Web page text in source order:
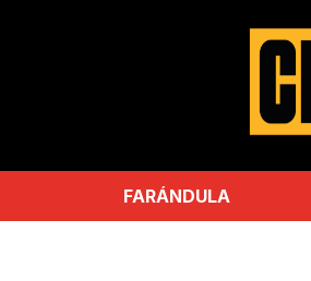
FARÁNDULA